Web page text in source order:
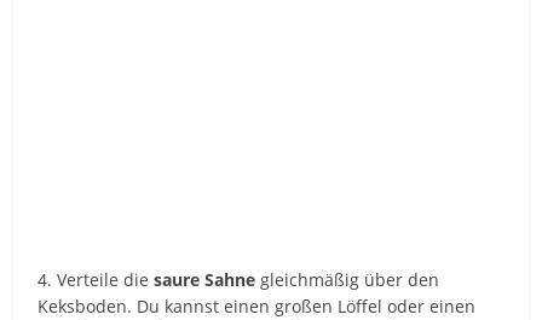
4. Verteile diesaure Sahne gleichmäßig über den
Keksboden. Du kannst einen großen Löffel oder einen